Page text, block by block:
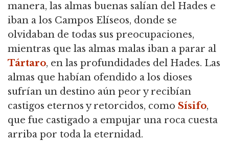
manera, las almas buenas salían del Hades e
iban a los Campos Elíseos, donde se
olvidaban de todas sus preocupaciones,
mientras que las almas malas iban a parar al
Tártaro, en las profundidades del Hades. Las
almas que habían ofendido a los dioses
sufrían un destino aún peor y recibían
castigos eternos y retorcidos, como Sísifo,
que fue castigado a empujar una roca cuesta
arriba por toda la eternidad.